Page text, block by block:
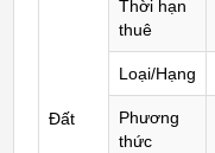
Đất
Thời hạn
thuê
Loại/Hạng
Phương
thức